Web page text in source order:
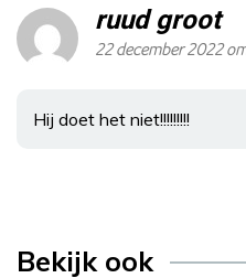
ruud groot
22 december 2022
Hij doet het niet!!!!!!!!!
Bekijk ook